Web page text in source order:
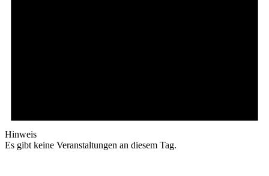
Hinweis
Es gibt keine Veranstaltungen an diesem Tag.